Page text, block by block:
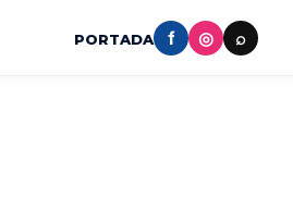
PORTADA f ◎ ⌕